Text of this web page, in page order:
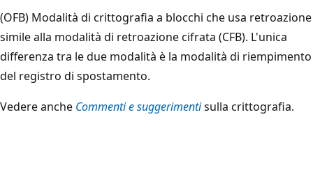
(OFB) Modalità di crittografia a blocchi che usa retroazione
simile alla modalità di retroazione cifrata (CFB). L'unica
differenza tra le due modalità è la modalità di riempimento
del registro di spostamento.
Vedere anche Commenti e suggerimentisulla crittografia.